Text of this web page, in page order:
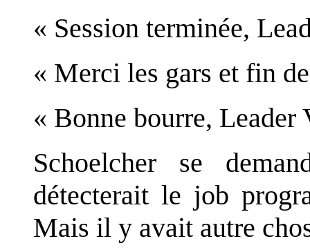
« Session terminée,
« Merci les gars et fin
« Bonne bourre, Leader
Schoelcher se
détecterait le job
Mais il y avait autre